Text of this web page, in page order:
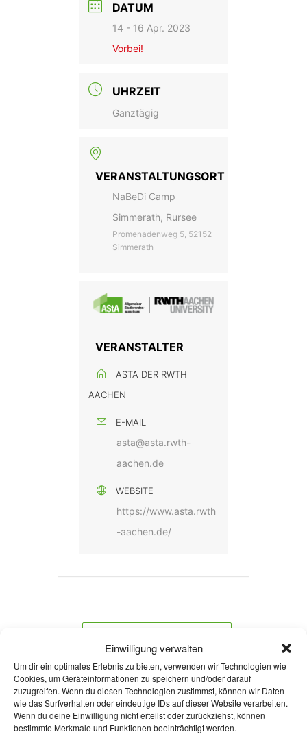
Einwilligung verwalten
Um dir ein optimales Erlebnis zu bieten, verwenden wir Technologien wie
Cookies, um Geräteinformationen zu speichern und/oder darauf
zuzugreifen. Wenn du diesen Technologien zustimmst, können wir Daten
wie das Surfverhalten oder eindeutige IDs auf dieser Website verarbeiten.
Wenn du deine Einwilligung nicht erteilst oder zurückziehst, können
bestimmte Merkmale und Funktionen beeinträchtigt werden.
DATUM
14 - 16 Apr. 2023
Vorbei!
UHRZEIT
Ganztägig
VERANSTALTUNGSORT
NaBeDi Camp
Simmerath, Rursee
Promenadenweg 5, 52152
Simmerath
VERANSTALTER
ASTA DER RWTH
AACHEN
E-MAIL
asta@asta.rwth-
aachen.de
WEBSITE
https://www.asta.rwth
-aachen.de/
+ iCal / Outlook export